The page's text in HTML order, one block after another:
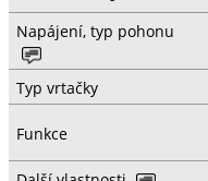
Napájení, typ pohonu
Typ vrtačky
Funkce